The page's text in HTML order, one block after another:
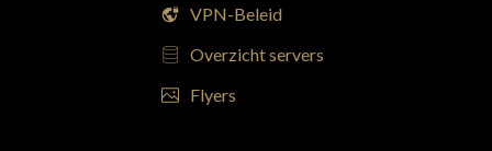
VPN-Beleid
Overzicht servers
Flyers